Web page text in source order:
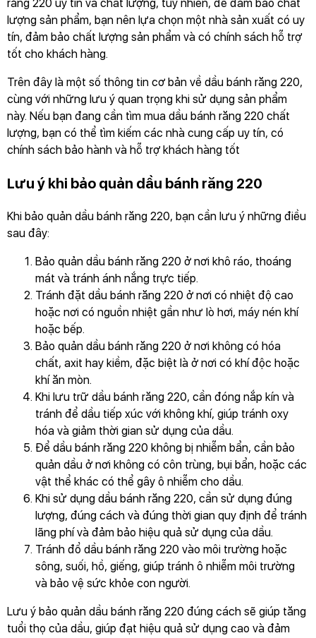
răng 220 uy tín và chất lượng, tuy nhiên, để đảm bảo chất
lượng sản phẩm, bạn nên lựa chọn một nhà sản xuất có uy
tín, đảm bảo chất lượng sản phẩm và có chính sách hỗ trợ
tốt cho khách hàng.
Trên đây là một số thông tin cơ bản về dầu bánh răng 220,
cùng với những lưu ý quan trọng khi sử dụng sản phẩm
này. Nếu bạn đang cần tìm mua dầu bánh răng 220 chất
lượng, bạn có thể tìm kiếm các nhà cung cấp uy tín, có
chính sách bảo hành và hỗ trợ khách hàng tốt
Lưu ý khi bảo quản dầu bánh răng 220
Khi bảo quản dầu bánh răng 220, bạn cần lưu ý những điều
sau đây:
Bảo quản dầu bánh răng 220 ở nơi khô ráo, thoáng
mát và tránh ánh nắng trực tiếp.
Tránh đặt dầu bánh răng 220 ở nơi có nhiệt độ cao
hoặc nơi có nguồn nhiệt gần như lò hơi, máy nén khí
hoặc bếp.
Bảo quản dầu bánh răng 220 ở nơi không có hóa
chất, axit hay kiềm, đặc biệt là ở nơi có khí độc hoặc
khí ăn mòn.
Khi lưu trữ dầu bánh răng 220, cần đóng nắp kín và
tránh để dầu tiếp xúc với không khí, giúp tránh oxy
hóa và giảm thời gian sử dụng của dầu.
Để dầu bánh răng 220 không bị nhiễm bẩn, cần bảo
quản dầu ở nơi không có côn trùng, bụi bẩn, hoặc các
vật thể khác có thể gây ô nhiễm cho dầu.
Khi sử dụng dầu bánh răng 220, cần sử dụng đúng
lượng, đúng cách và đúng thời gian quy định để tránh
lãng phí và đảm bảo hiệu quả sử dụng của dầu.
Tránh đổ dầu bánh răng 220 vào môi trường hoặc
sông, suối, hồ, giếng, giúp tránh ô nhiễm môi trường
và bảo vệ sức khỏe con người.
Lưu ý bảo quản dầu bánh răng 220 đúng cách sẽ giúp tăng
tuổi thọ của dầu, giúp đạt hiệu quả sử dụng cao và đảm